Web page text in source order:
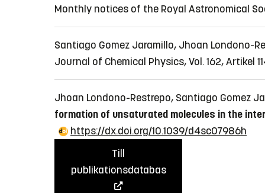
Monthly notices of the Royal Astronomical
Santiago Gomez Jaramillo, Jhoan Londono-
Journal of Chemical Physics, Vol. 162, Artikel
Jhoan Londono-Restrepo, Santiago Gomez
formation of unsaturated molecules in the
https://dx.doi.org/10.1039/d4sc07986h
Till
publikationsdatabas